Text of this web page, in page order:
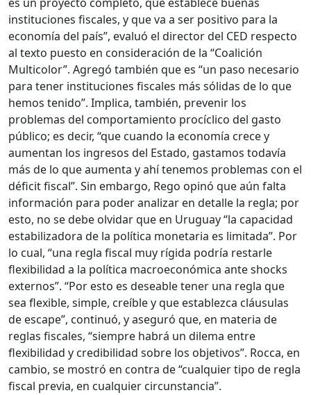
instituciones fiscales, y que va a ser positivo para la
economía del país”, evaluó el director del CED respecto
al texto puesto en consideración de la “Coalición
Multicolor”. Agregó también que es “un paso necesario
para tener instituciones fiscales más sólidas de lo que
hemos tenido”. Implica, también, prevenir los
problemas del comportamiento procíclico del gasto
público; es decir, “que cuando la economía crece y
aumentan los ingresos del Estado, gastamos todavía
más de lo que aumenta y ahí tenemos problemas con el
déficit fiscal”. Sin embargo, Rego opinó que aún falta
información para poder analizar en detalle la regla; por
esto, no se debe olvidar que en Uruguay “la capacidad
estabilizadora de la política monetaria es limitada”. Por
lo cual, “una regla fiscal muy rígida podría restarle
flexibilidad a la política macroeconómica ante shocks
externos”. “Por esto es deseable tener una regla que
sea flexible, simple, creíble y que establezca cláusulas
de escape”, continuó, y aseguró que, en materia de
reglas fiscales, “siempre habrá un dilema entre
flexibilidad y credibilidad sobre los objetivos”. Rocca, en
cambio, se mostró en contra de “cualquier tipo de regla
fiscal previa, en cualquier circunstancia”.